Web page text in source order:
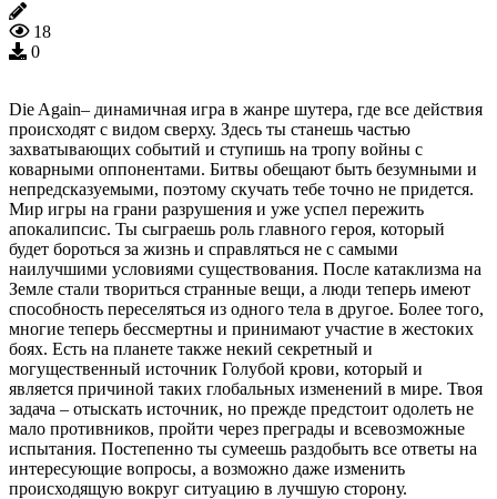
18
0
Die Again– динамичная игра в жанре шутера, где все действия
происходят с видом сверху. Здесь ты станешь частью
захватывающих событий и ступишь на тропу войны с
коварными оппонентами. Битвы обещают быть безумными и
непредсказуемыми, поэтому скучать тебе точно не придется.
Мир игры на грани разрушения и уже успел пережить
апокалипсис. Ты сыграешь роль главного героя, который
будет бороться за жизнь и справляться не с самыми
наилучшими условиями существования. После катаклизма на
Земле стали твориться странные вещи, а люди теперь имеют
способность переселяться из одного тела в другое. Более того,
многие теперь бессмертны и принимают участие в жестоких
боях. Есть на планете также некий секретный и
могущественный источник Голубой крови, который и
является причиной таких глобальных изменений в мире. Твоя
задача – отыскать источник, но прежде предстоит одолеть не
мало противников, пройти через преграды и всевозможные
испытания. Постепенно ты сумеешь раздобыть все ответы на
интересующие вопросы, а возможно даже изменить
происходящую вокруг ситуацию в лучшую сторону.